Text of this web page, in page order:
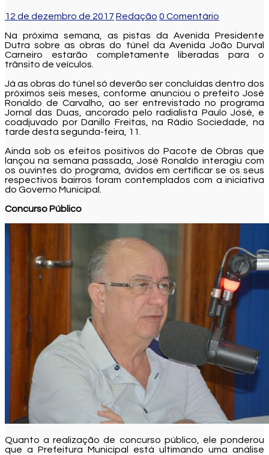
12 de dezembro de 2017 Redação 0 Comentário
Na próxima semana, as pistas da Avenida Presidente
Dutra sobre as obras do túnel da Avenida João Durval
Carneiro estarão completamente liberadas para o
trânsito de veículos.
Já as obras do túnel só deverão ser concluídas dentro dos
próximos seis meses, conforme anunciou o prefeito José
Ronaldo de Carvalho, ao ser entrevistado no programa
Jornal das Duas, ancorado pelo radialista Paulo José, e
coadjuvado por Danillo Freitas, na Rádio Sociedade, na
tarde desta segunda-feira, 11.
Ainda sob os efeitos positivos do Pacote de Obras que
lançou na semana passada, José Ronaldo interagiu com
os ouvintes do programa, ávidos em certificar se os seus
respectivos bairros foram contemplados com a iniciativa
do Governo Municipal.
Concurso Público
Quanto a realização de concurso público, ele ponderou
que a Prefeitura Municipal está ultimando uma análise